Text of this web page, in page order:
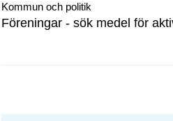
Kommun och politik
Föreningar - sök medel för